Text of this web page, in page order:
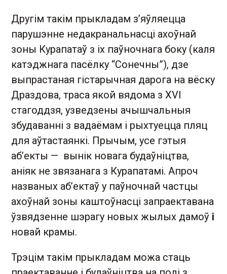
Другім такім прыкладам з’яўляецца
парушэнне недакранальнасці ахоўнай
зоны Курапатаў з іх паўночнага боку (каля
катэджнага пасёлку “Сонечны”), дзе
выпрастаная гістарычная дарога на вёску
Драздова, траса якой вядома з XVI
стагоддзя, узведзены ачышчальныя
збудаванні з вадаёмам і рыхтуецца пляц
для аўтастаянкі. Прычым, усе гэтыя
аб’екты — вынік новага будаўніцтва,
аніяк не звязанага з Курапатамі. Апроч
названых аб’ектаў у паўночнай частцы
ахоўнай зоны каштоўнасці запраектавана
ўзвядзенне шэрагу новых жылых дамоў і
новай крамы.
Трэцім такім прыкладам можа стаць